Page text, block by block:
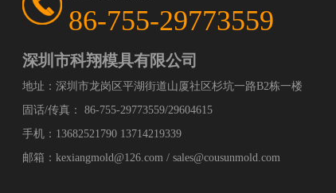
86-755-29773559
深圳市科翔模具有限公司
地址：深圳市龙岗区平湖街道山厦社区杉坑一路B2栋一楼
固话/传真： 86-755-29773559/29604615
手机：13682521790 13714219339
邮箱：kexiangmold@126.com / sales@cousunmold.com